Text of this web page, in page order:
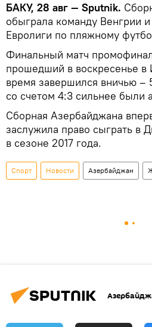
БАКУ, 28 авг — Sputnik.
обыграла команду Венгрии
Евролиги по пляжному
Финальный матч
прошедший в воскресенье в
время завершился вничью –
со счетом 4:3 сильнее были
Сборная Азербайджана
заслужила право сыграть в
в сезоне 2017 года.
Спорт Новости Азербайджан